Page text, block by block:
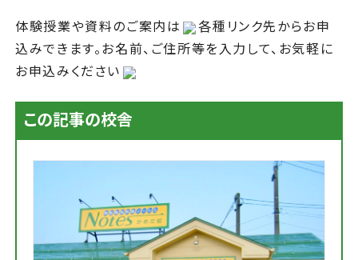
体験授業や資料のご案内は
各種リンク先からお申
込みできます。お名前、ご住所等を入力して、お気軽に
お申込みください
この記事の校舎